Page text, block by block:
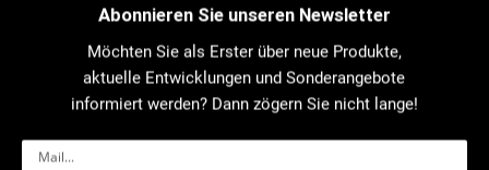
Abonnieren Sie unseren Newsletter
Möchten Sie als Erster über neue Produkte,
aktuelle Entwicklungen und Sonderangebote
informiert werden? Dann zögern Sie nicht lange!